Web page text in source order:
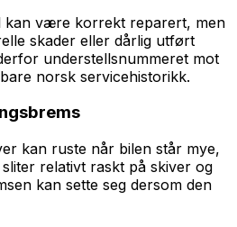
kan være korrekt reparert, men
skader eller dårlig utført
understellsnummeret mot
norsk servicehistorikk.
kan ruste når bilen står mye,
relativt raskt på skiver og
kan sette seg dersom den